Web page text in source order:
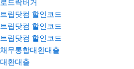
로드락버거
트립닷컴 할인코드
트립닷컴 할인코드
트립닷컴 할인코드
채무통합대환대출
대환대출